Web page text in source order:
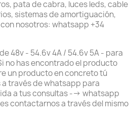
pata de cabra, luces leds, cable
sistemas de amortiguación,
nosotros: whatsapp +34
48v - 54.6v 4A / 54.6v 5A - para
no has encontrado el producto
un producto en concreto tú
través de whatsapp para
a tus consultas --> whatsapp
contactarnos a través del mismo